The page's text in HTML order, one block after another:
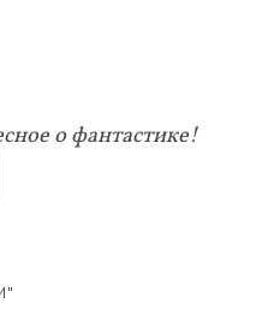
о фантастике!